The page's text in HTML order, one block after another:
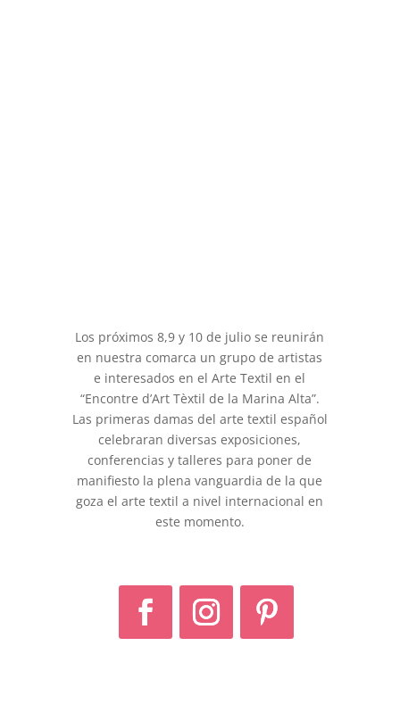
Los próximos 8,9 y 10 de julio se reunirán
en nuestra comarca un grupo de artistas
e interesados en el Arte Textil en el
“Encontre d’Art Tèxtil de la Marina Alta”.
Las primeras damas del arte textil español
celebraran diversas exposiciones,
conferencias y talleres para poner de
manifiesto la plena vanguardia de la que
goza el arte textil a nivel internacional en
este momento.